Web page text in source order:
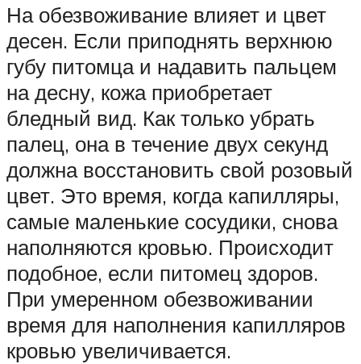
На обезвоживание влияет и цвет
десен. Если приподнять верхнюю
губу питомца и надавить пальцем
на десну, кожа приобретает
бледный вид. Как только убрать
палец, она в течение двух секунд
должна восстановить свой розовый
цвет. Это время, когда капилляры,
самые маленькие сосудики, снова
наполняются кровью. Происходит
подобное, если питомец здоров.
При умеренном обезвоживании
время для наполнения капилляров
кровью увеличивается.